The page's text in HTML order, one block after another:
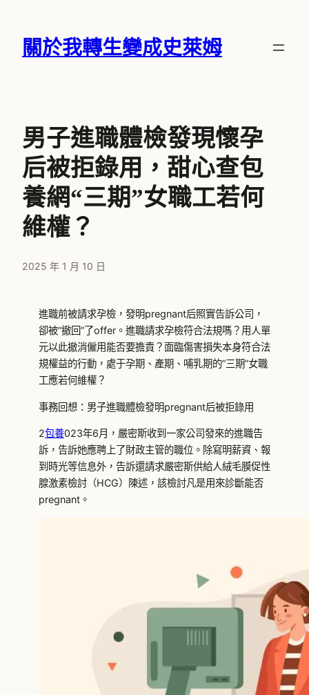
關於我轉生變成史萊姆
男子進職體檢發現懷孕
后被拒錄用，甜心查包
養網“三期”女職工若何
維權？
2025 年 1 月 10 日
進職前被請求孕檢，發明pregnant后照實告訴公司，
卻被“撤回”了offer。進職請求孕檢符合法規嗎？用人單
元以此撤消僱用能否要擔責？面臨傷害損失本身符合法
規權益的行動，處于孕期、產期、哺乳期的“三期”女職
工應若何維權？
事務回想：男子進職體檢發明pregnant后被拒錄用
2包養023年6月，嚴密斯收到一家公司發來的進職告
訴，告訴她應聘上了財政主管的職位。除寫明薪資、報
到時光等信息外，告訴還請求嚴密斯供給人絨毛膜促性
腺激素檢討（HCG）陳述，該檢討凡是用來診斷能否
pregnant。